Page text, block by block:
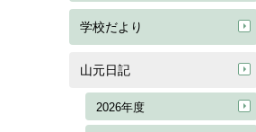
学校だより
山元日記
2026年度